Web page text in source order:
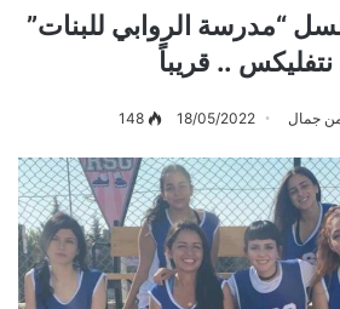
“مدرسة الروابي للبنات”
.. قريباً
جمال 18/05/2022
148